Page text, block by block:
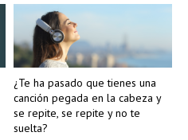
¿Te ha pasado que tienes una
canción pegada en la cabeza y
se repite, se repite y no te
suelta?